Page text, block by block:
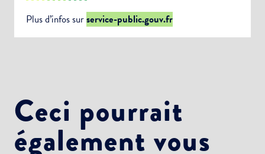
Plus d’infos surservice-public.gouv.fr
Ceci pourrait
également vous